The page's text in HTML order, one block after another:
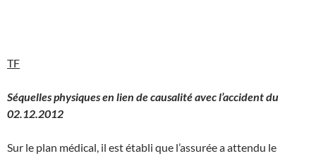
TF
Séquelles physiques en lien de causalité avec l’accident du
02.12.2012
Sur le plan médical, il est établi que l’assurée a attendu le